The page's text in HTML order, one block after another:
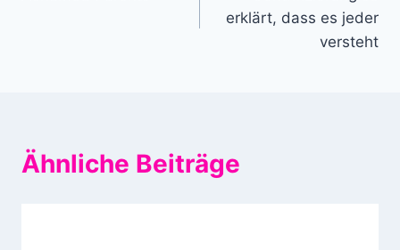
erklärt, dass es jeder
versteht
Ähnliche Beiträge